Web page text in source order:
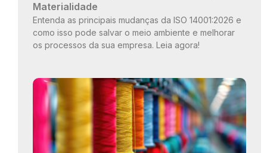
Materialidade
Entenda as principais mudanças da ISO 14001:2026 e
como isso pode salvar o meio ambiente e melhorar
os processos da sua empresa. Leia agora!